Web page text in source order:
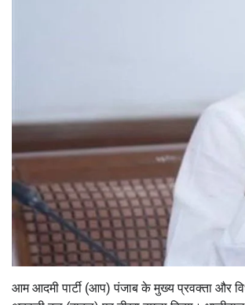
आम आदमी पार्टी (आप) पंजाब के मुख्य प्रवक्ता और